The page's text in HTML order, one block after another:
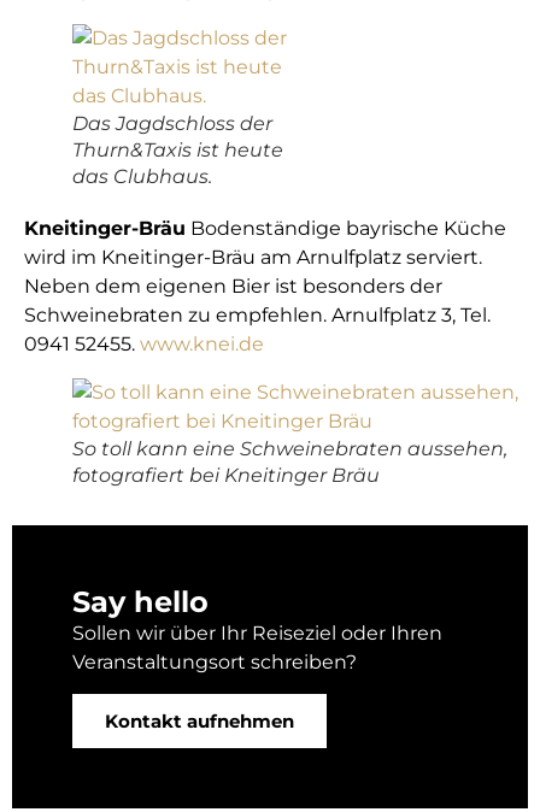
Das Jagdschloss der
Thurn&Taxis ist heute
das Clubhaus.
Kneitinger-Bräu Bodenständige bayrische Küche
wird im Kneitinger-Bräu am Arnulfplatz serviert.
Neben dem eigenen Bier ist besonders der
Schweinebraten zu empfehlen. Arnulfplatz 3, Tel.
0941 52455. www.knei.de
So toll kann eine Schweinebraten aussehen,
fotografiert bei Kneitinger Bräu
Say hello
Sollen wir über Ihr Reiseziel oder Ihren
Veranstaltungsort schreiben?
Kontakt aufnehmen